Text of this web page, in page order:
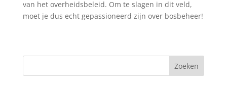
van het overheidsbeleid. Om te slagen in dit veld,
moet je dus echt gepassioneerd zijn over bosbeheer!